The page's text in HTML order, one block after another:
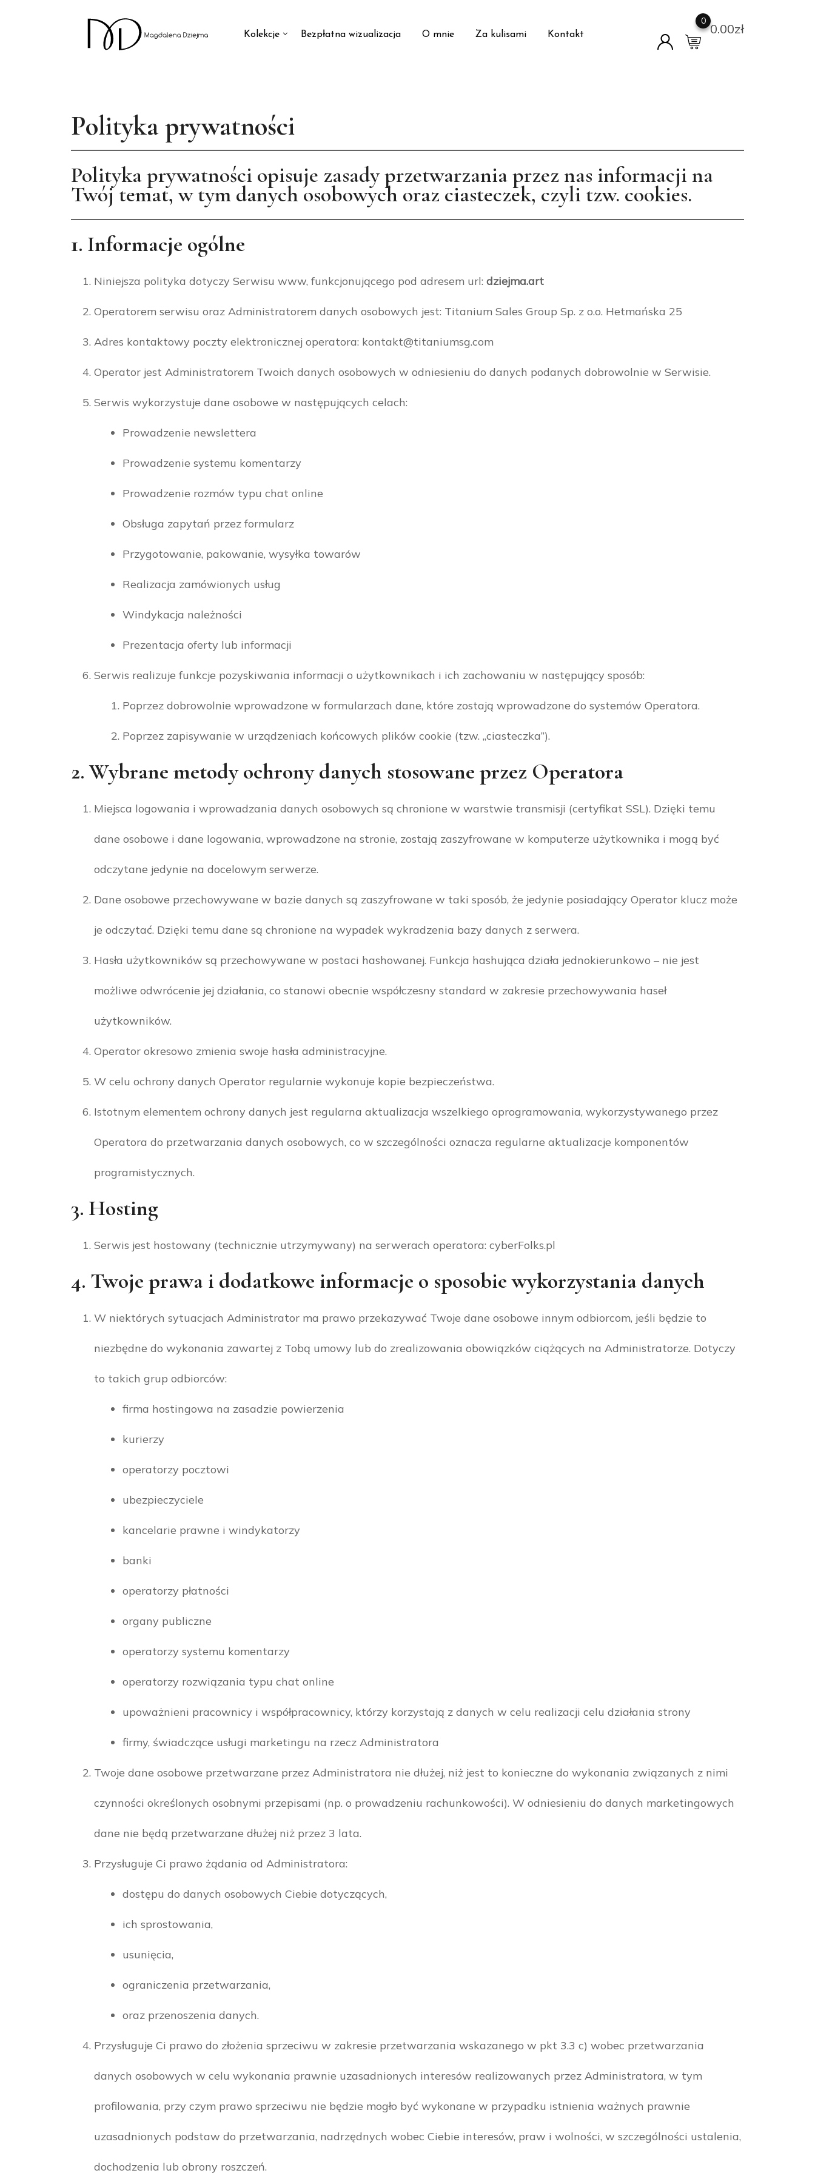
Kolekcje Bezpłatna wizualizacja O mnie Za kulisami Kontakt 0.00zł
0
Polityka prywatności
Polityka prywatności opisuje zasady przetwarzania przez nas informacji na
Twój temat, w tym danych osobowych oraz ciasteczek, czyli tzw. cookies.
1. Informacje ogólne
Niniejsza polityka dotyczy Serwisu www, funkcjonującego pod adresem url: dziejma.art
Operatorem serwisu oraz Administratorem danych osobowych jest: Titanium Sales Group Sp. z o.o. Hetmańska 25
Adres kontaktowy poczty elektronicznej operatora: kontakt@titaniumsg.com
Operator jest Administratorem Twoich danych osobowych w odniesieniu do danych podanych dobrowolnie w Serwisie.
Serwis wykorzystuje dane osobowe w następujących celach:
Prowadzenie newslettera
Prowadzenie systemu komentarzy
Prowadzenie rozmów typu chat online
Obsługa zapytań przez formularz
Przygotowanie, pakowanie, wysyłka towarów
Realizacja zamówionych usług
Windykacja należności
Prezentacja oferty lub informacji
Serwis realizuje funkcje pozyskiwania informacji o użytkownikach i ich zachowaniu w następujący sposób:
Poprzez dobrowolnie wprowadzone w formularzach dane, które zostają wprowadzone do systemów Operatora.
Poprzez zapisywanie w urządzeniach końcowych plików cookie (tzw. „ciasteczka”).
2. Wybrane metody ochrony danych stosowane przez Operatora
Miejsca logowania i wprowadzania danych osobowych są chronione w warstwie transmisji (certyfikat SSL). Dzięki temu
dane osobowe i dane logowania, wprowadzone na stronie, zostają zaszyfrowane w komputerze użytkownika i mogą być
odczytane jedynie na docelowym serwerze.
Dane osobowe przechowywane w bazie danych są zaszyfrowane w taki sposób, że jedynie posiadający Operator klucz może
je odczytać. Dzięki temu dane są chronione na wypadek wykradzenia bazy danych z serwera.
Hasła użytkowników są przechowywane w postaci hashowanej. Funkcja hashująca działa jednokierunkowo – nie jest
możliwe odwrócenie jej działania, co stanowi obecnie współczesny standard w zakresie przechowywania haseł
użytkowników.
Operator okresowo zmienia swoje hasła administracyjne.
W celu ochrony danych Operator regularnie wykonuje kopie bezpieczeństwa.
Istotnym elementem ochrony danych jest regularna aktualizacja wszelkiego oprogramowania, wykorzystywanego przez
Operatora do przetwarzania danych osobowych, co w szczególności oznacza regularne aktualizacje komponentów
programistycznych.
3. Hosting
Serwis jest hostowany (technicznie utrzymywany) na serwerach operatora: cyberFolks.pl
4. Twoje prawa i dodatkowe informacje o sposobie wykorzystania danych
W niektórych sytuacjach Administrator ma prawo przekazywać Twoje dane osobowe innym odbiorcom, jeśli będzie to
niezbędne do wykonania zawartej z Tobą umowy lub do zrealizowania obowiązków ciążących na Administratorze. Dotyczy
to takich grup odbiorców:
firma hostingowa na zasadzie powierzenia
kurierzy
operatorzy pocztowi
ubezpieczyciele
kancelarie prawne i windykatorzy
banki
operatorzy płatności
organy publiczne
operatorzy systemu komentarzy
operatorzy rozwiązania typu chat online
upoważnieni pracownicy i współpracownicy, którzy korzystają z danych w celu realizacji celu działania strony
firmy, świadczące usługi marketingu na rzecz Administratora
Twoje dane osobowe przetwarzane przez Administratora nie dłużej, niż jest to konieczne do wykonania związanych z nimi
czynności określonych osobnymi przepisami (np. o prowadzeniu rachunkowości). W odniesieniu do danych marketingowych
dane nie będą przetwarzane dłużej niż przez 3 lata.
Przysługuje Ci prawo żądania od Administratora:
dostępu do danych osobowych Ciebie dotyczących,
ich sprostowania,
usunięcia,
ograniczenia przetwarzania,
oraz przenoszenia danych.
Przysługuje Ci prawo do złożenia sprzeciwu w zakresie przetwarzania wskazanego w pkt 3.3 c) wobec przetwarzania
danych osobowych w celu wykonania prawnie uzasadnionych interesów realizowanych przez Administratora, w tym
profilowania, przy czym prawo sprzeciwu nie będzie mogło być wykonane w przypadku istnienia ważnych prawnie
uzasadnionych podstaw do przetwarzania, nadrzędnych wobec Ciebie interesów, praw i wolności, w szczególności ustalenia,
dochodzenia lub obrony roszczeń.